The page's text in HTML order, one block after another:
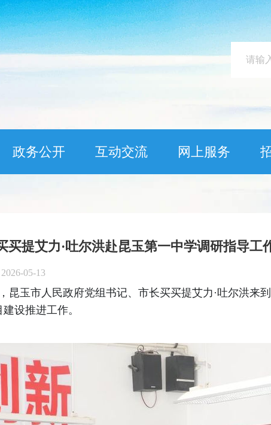
政务公开 互动交流 网上服务
买提艾力·吐尔洪赴昆玉第一中学调研指导工
05-13
昆玉市人民政府党组书记、市长买买提艾力·吐尔洪来
建设推进工作。